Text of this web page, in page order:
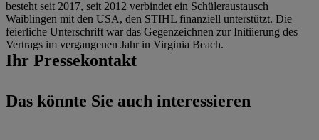
besteht seit 2017, seit 2012 verbindet ein Schüleraustausch
Waiblingen mit den USA, den STIHL finanziell unterstützt. Die
feierliche Unterschrift war das Gegenzeichnen zur Initiierung des
Vertrags im vergangenen Jahr in Virginia Beach.
Ihr Pressekontakt
Das könnte Sie auch interessieren